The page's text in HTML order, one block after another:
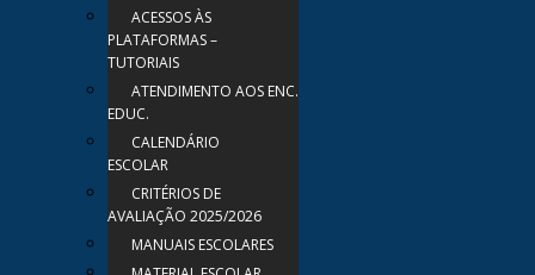
ACESSOS ÀS
PLATAFORMAS –
TUTORIAIS
ATENDIMENTO AOS ENC.
EDUC.
CALENDÁRIO
ESCOLAR
CRITÉRIOS DE
AVALIAÇÃO 2025/2026
MANUAIS ESCOLARES